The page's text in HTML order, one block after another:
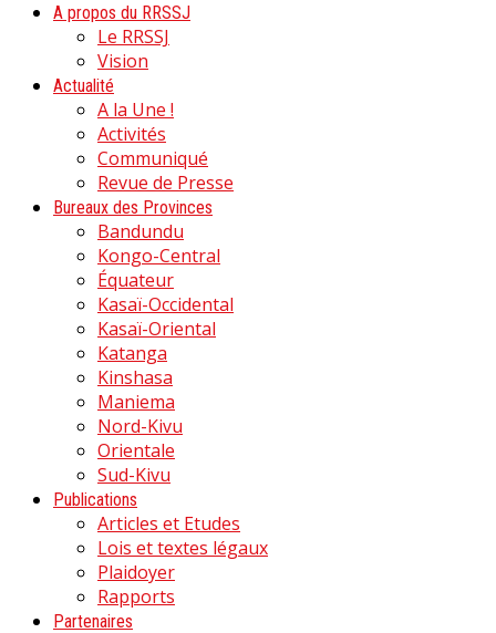
A propos du RRSSJ
Le RRSSJ
Vision
Actualité
A la Une !
Activités
Communiqué
Revue de Presse
Bureaux des Provinces
Bandundu
Kongo-Central
Équateur
Kasaï-Occidental
Kasaï-Oriental
Katanga
Kinshasa
Maniema
Nord-Kivu
Orientale
Sud-Kivu
Publications
Articles et Etudes
Lois et textes légaux
Plaidoyer
Rapports
Partenaires